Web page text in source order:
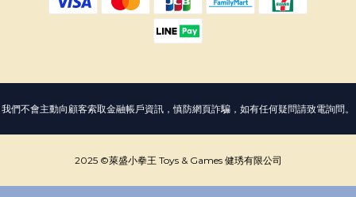
我們不會主動向顧客索取金融帳戶資訊，慎防網頁詐騙，如有任何疑問請致電詢問。
2025 ©萊盛小拳王 Toys & Games 健琇有限公司